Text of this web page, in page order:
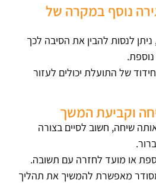
סגירה נוסף במקרה של
לנסות להבין את הסיבה לכך
של התועלת יכולים לעזור
שיחה, חשוב לסיים בצורה
או מועד לחזרה עם תשובה.
מאפשרת להמשיך את תהליך